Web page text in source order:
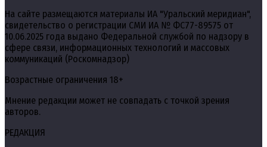
На сайте размещаются материалы ИА "Уральский меридиан",
свидетельство о регистрации СМИ ИА № ФС77-89575 от
10.06.2025 года выдано Федеральной службой по надзору в
сфере связи, информационных технологий и массовых
коммуникаций (Роскомнадзор)
Возрастные ограничения 18+
Мнение редакции может не совпадать с точкой зрения
авторов.
РЕДАКЦИЯ